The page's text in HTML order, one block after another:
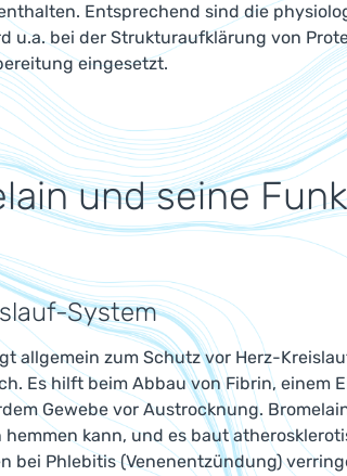
Entsprechend sind die
u.a. bei der Strukturaufklärung von
eingesetzt.
und seine
System
allgemein zum Schutz vor Herz-
Es hilft beim Abbau von Fibrin, einem
Gewebe vor Austrocknung.
kann, und es baut
bei Phlebitis (Venenentzündung)